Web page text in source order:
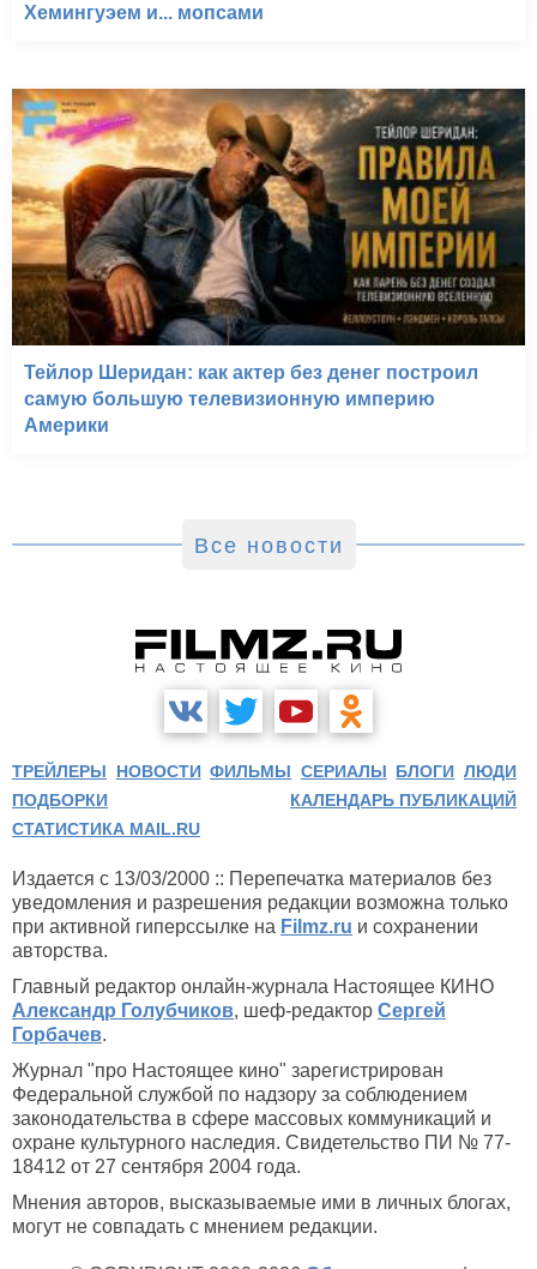
Хемингуэем и... мопсами
Тейлор Шеридан: как актер без денег построил
самую большую телевизионную империю
Америки
Все новости
ТРЕЙЛЕРЫ НОВОСТИ ФИЛЬМЫ СЕРИАЛЫ БЛОГИ ЛЮДИ
ПОДБОРКИ
КАЛЕНДАРЬ ПУБЛИКАЦИЙ
СТАТИСТИКА MAIL.RU
Издается с 13/03/2000 :: Перепечатка материалов без
уведомления и разрешения редакции возможна только
при активной гиперссылке на Filmz.ru и сохранении
авторства.
Главный редактор онлайн-журнала Настоящее КИНО
Александр Голубчиков, шеф-редактор Сергей
Горбачев.
Журнал "про Настоящее кино" зарегистрирован
Федеральной службой по надзору за соблюдением
законодательства в сфере массовых коммуникаций и
охране культурного наследия. Свидетельство ПИ № 77-
18412 от 27 сентября 2004 года.
Мнения авторов, высказываемые ими в личных блогах,
могут не совпадать с мнением редакции.